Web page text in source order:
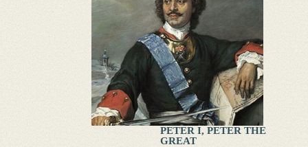
PETER I, PETER THE
GREAT